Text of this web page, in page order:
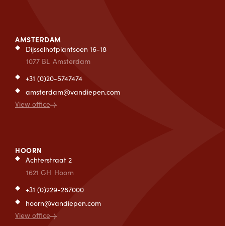
AMSTERDAM
Dijsselhofplantsoen 16-18
1077 BL Amsterdam
+31 (0)20-5747474
amsterdam@vandiepen.com
View office
HOORN
Achterstraat 2
1621 GH Hoorn
+31 (0)229-287000
hoorn@vandiepen.com
View office